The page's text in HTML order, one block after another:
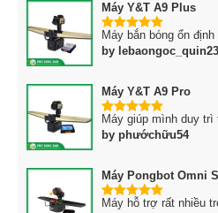
Máy Y&T A9 Plus
5trên 5
Máy bắn bóng ổn
by lebaongoc_quin23
Máy Y&T A9 Pro
5trên 5
Máy giúp mình duy trì
by phướchữu54
Máy Pongbot Omni
5trên 5
Máy hỗ trợ rất nhiều